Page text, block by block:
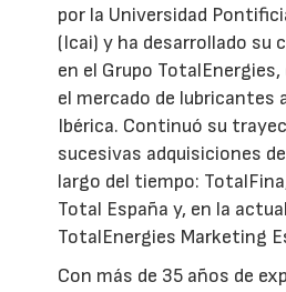
por la Universidad
(Icai) y ha desarrollado su
en el Grupo
el mercado de lubricantes
Ibérica. Continuó su
sucesivas adquisiciones
largo del tiempo:
Total España y, en la
TotalEnergies Marketing
Con más de 35 años de